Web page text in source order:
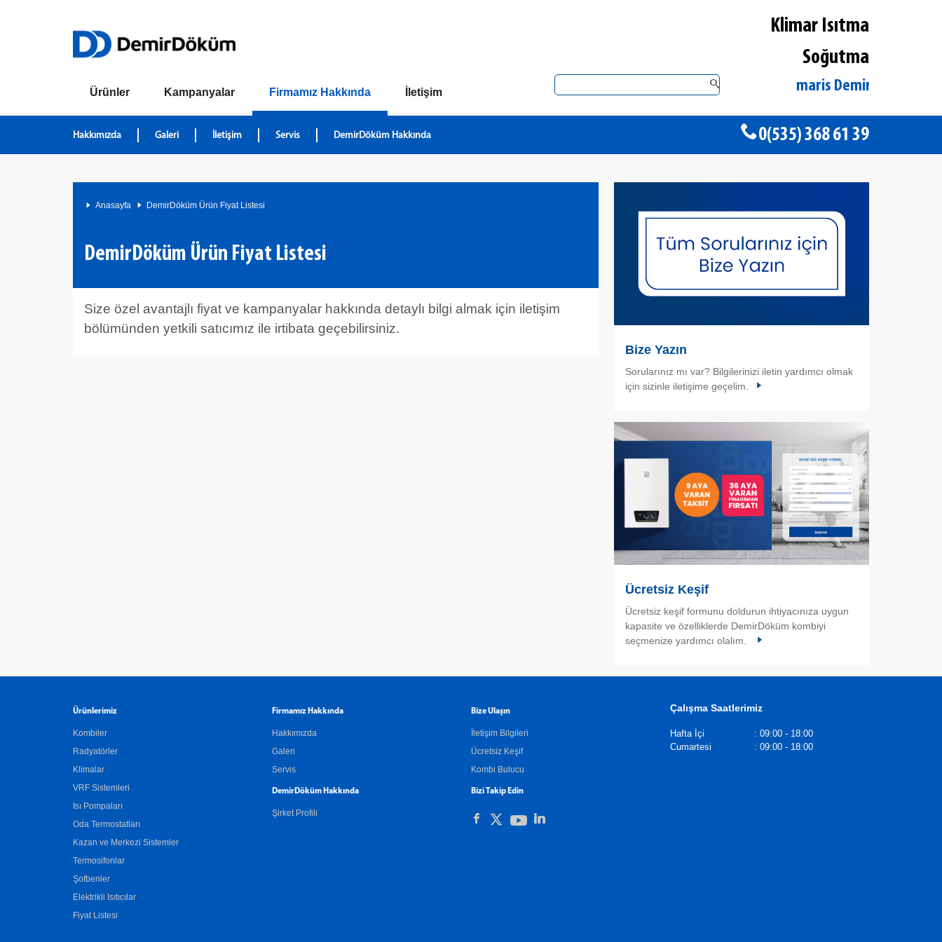
Klimar Isıtma
Soğutma
Muğla Marmaris DemirDöküm Yetkili
Ürünler Kampanyalar Firmamız Hakkında
Hakkımızda Galeri İletişim Servis DemirDöküm Hakkında 0(535) 368 61 39
İletişim
Anasayfa DemirDöküm Ürün Fiyat Listesi
DemirDöküm Ürün Fiyat Listesi
Size özel avantajlı fiyat ve kampanyalar hakkında detaylı bilgi almak için iletişim
bölümünden yetkili satıcımız ile irtibata geçebilirsiniz.
Bize Yazın
Sorularınız mı var? Bilgilerinizi iletin yardımcı olmak
için sizinle iletişime geçelim.
Ücretsiz Keşif
Ücretsiz keşif formunu doldurun ihtiyacınıza uygun
kapasite ve özelliklerde DemirDöküm kombiyi
seçmenize yardımcı olalım.
Ürünlerimiz
Kombiler
Radyatörler
Klimalar
VRF Sistemleri
Isı Pompaları
Oda Termostatları
Kazan ve Merkezi Sistemler
Termosifonlar
Şofbenler
Elektrikli Isıtıcılar
Fiyat Listesi
Firmamız Hakkında
Hakkımızda
Galeri
Servis
DemirDöküm Hakkında
Şirket Profili
Bize Ulaşın
İletişim Bilgileri
Ücretsiz Keşif
Kombi Bulucu
Bizi Takip Edin
Çalışma Saatlerimiz
Hafta İçi : 09:00 - 18:00
Cumartesi
: 09:00 - 18:00